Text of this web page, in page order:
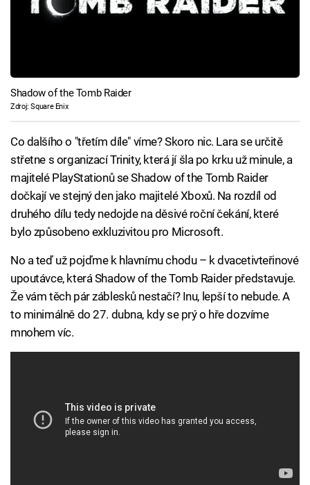
Shadow of the Tomb Raider
Zdroj: Square Enix
Co dalšího o "třetím díle" víme? Skoro nic. Lara se určitě
střetne s organizací Trinity, která jí šla po krku už minule, a
majitelé PlayStationů se Shadow of the Tomb Raider
dočkají ve stejný den jako majitelé Xboxů. Na rozdíl od
druhého dílu tedy nedojde na děsivé roční čekání, které
bylo způsobeno exkluzivitou pro Microsoft.
No a teď už pojďme k hlavnímu chodu – k dvacetivteřinové
upoutávce, která Shadow of the Tomb Raider představuje.
Že vám těch pár záblesků nestačí? Inu, lepší to nebude. A
to minimálně do 27. dubna, kdy se prý o hře dozvíme
mnohem víc.